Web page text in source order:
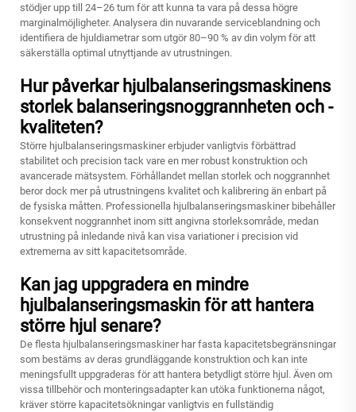
stödjer upp till 24–26 tum för att kunna ta vara på dessa högre
marginalmöjligheter. Analysera din nuvarande serviceblandning och
identifiera de hjuldiametrar som utgör 80–90 % av din volym för att
säkerställa optimal utnyttjande av utrustningen.
Hur påverkar hjulbalanseringsmaskinens
storlek balanseringsnoggrannheten och -
kvaliteten?
Större hjulbalanseringsmaskiner erbjuder vanligtvis förbättrad
stabilitet och precision tack vare en mer robust konstruktion och
avancerade mätsystem. Förhållandet mellan storlek och noggrannhet
beror dock mer på utrustningens kvalitet och kalibrering än enbart på
de fysiska måtten. Professionella hjulbalanseringsmaskiner bibehåller
konsekvent noggrannhet inom sitt angivna storleksområde, medan
utrustning på inledande nivå kan visa variationer i precision vid
extremerna av sitt kapacitetsområde.
Kan jag uppgradera en mindre
hjulbalanseringsmaskin för att hantera
större hjul senare?
De flesta hjulbalanseringsmaskiner har fasta kapacitetsbegränsningar
som bestäms av deras grundläggande konstruktion och kan inte
meningsfullt uppgraderas för att hantera betydligt större hjul. Även om
vissa tillbehör och monteringsadapter kan utöka funktionerna något,
kräver större kapacitetsökningar vanligtvis en fullständig